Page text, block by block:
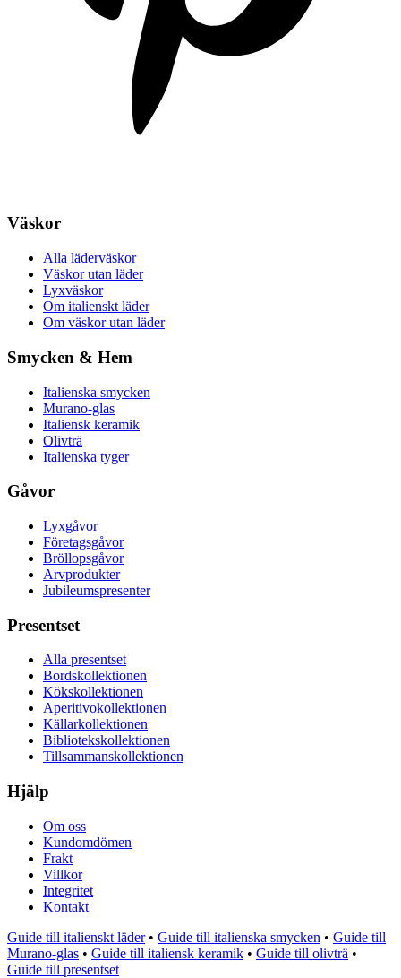
Väskor
Alla läderväskor
Väskor utan läder
Lyxväskor
Om italienskt läder
Om väskor utan läder
Smycken & Hem
Italienska smycken
Murano-glas
Italiensk keramik
Olivträ
Italienska tyger
Gåvor
Lyxgåvor
Företagsgåvor
Bröllopsgåvor
Arvprodukter
Jubileumspresenter
Presentset
Alla presentset
Bordskollektionen
Kökskollektionen
Aperitivokollektionen
Källarkollektionen
Bibliotekskollektionen
Tillsammanskollektionen
Hjälp
Om oss
Kundomdömen
Frakt
Villkor
Integritet
Kontakt
Guide till italienskt läder • Guide till italienska smycken • Guide till
Murano-glas • Guide till italiensk keramik • Guide till olivträ •
Guide till presentset